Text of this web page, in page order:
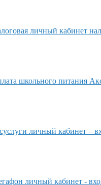
личный кабинет
школьного питания
личный кабинет –
личный кабинет -